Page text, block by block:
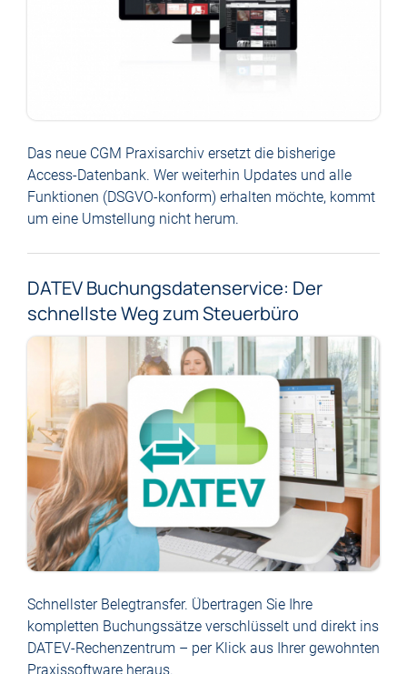
Das neue CGM Praxisarchiv ersetzt die bisherige
Access-Datenbank. Wer weiterhin Updates und alle
Funktionen (DSGVO-konform) erhalten möchte, kommt
um eine Umstellung nicht herum.
DATEV Buchungsdatenservice: Der
schnellste Weg zum Steuerbüro
Schnellster Belegtransfer. Übertragen Sie Ihre
kompletten Buchungssätze verschlüsselt und direkt ins
DATEV-Rechenzentrum – per Klick aus Ihrer gewohnten
Praxissoftware heraus.